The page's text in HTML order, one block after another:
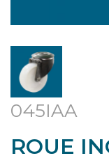
045IAA
ROUE